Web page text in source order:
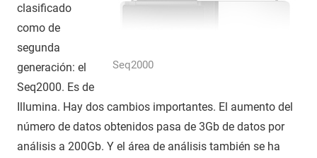
Seq2000
clasificado
como de
segunda
generación: el
Seq2000. Es de
Illumina. Hay dos cambios importantes. El aumento del
número de datos obtenidos pasa de 3Gb de datos por
análisis a 200Gb. Y el área de análisis también se ha